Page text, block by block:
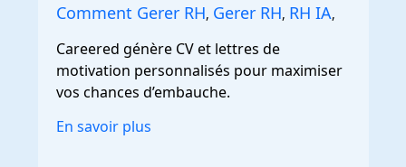
Comment Gerer RH, Gerer RH, RH IA,
Careered génère CV et lettres de
motivation personnalisés pour maximiser
vos chances d’embauche.
En savoir plus